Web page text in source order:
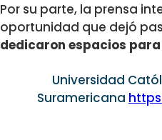
Por su parte, la prensa
oportunidad que dejó
dedicaron espacios
Universidad
Suramericana